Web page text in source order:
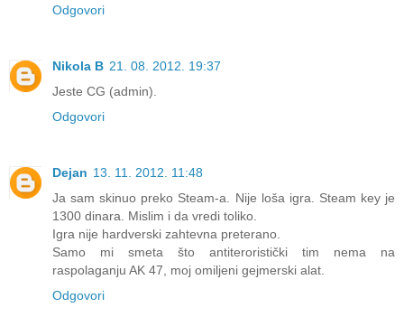
Odgovori
Nikola B 21. 08. 2012. 19:37
Jeste CG (admin).
Odgovori
Dejan 13. 11. 2012. 11:48
Ja sam skinuo preko Steam-a. Nije loša igra. Steam key je
1300 dinara. Mislim i da vredi toliko.
Igra nije hardverski zahtevna preterano.
Samo mi smeta što antiteroristički tim nema na
raspolaganju AK 47, moj omiljeni gejmerski alat.
Odgovori